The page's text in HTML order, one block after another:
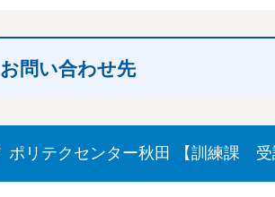
お問い合わせ先
ポリテクセンター秋田 【訓練課 受